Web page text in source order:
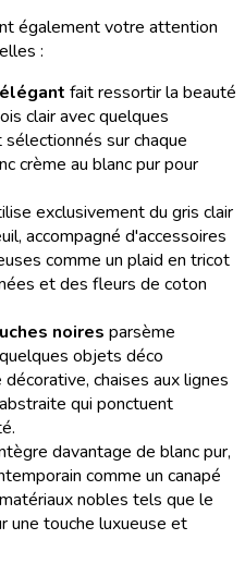
également votre attention
:
fait ressortir la beauté
clair avec quelques
sur chaque
crème au blanc pur pour
exclusivement du gris clair
accompagné d'accessoires
comme un plaid en tricot
et des fleurs de coton
noires parsème
objets déco
chaises aux lignes
qui ponctuent
davantage de blanc pur,
comme un canapé
nobles tels que le
une touche luxueuse et